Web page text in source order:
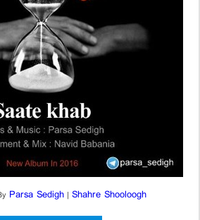
Parsa Sedigh | Shahre Shooloogh